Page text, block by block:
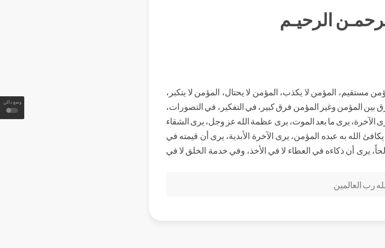
وضع داكن
الرحيـم
مستقيم، المؤمن لا يكذب، المؤمن لا يحتال، المؤمن لا يتكبر،
بين المؤمن وغير المؤمن فرق كبير، في التفكير، في التصورات،
الآخرة، يرى ما بعد الموت، يرى عظمة الله عز وجل، يرى الشقاء
الله به عبده المؤمن، يرى الآخرة الأبدية، يرى أن قيمته في
يرى أن ذكاءه في العطاء لا في الأخذ، وفي خدمة الخلق لا في
رب العالمين